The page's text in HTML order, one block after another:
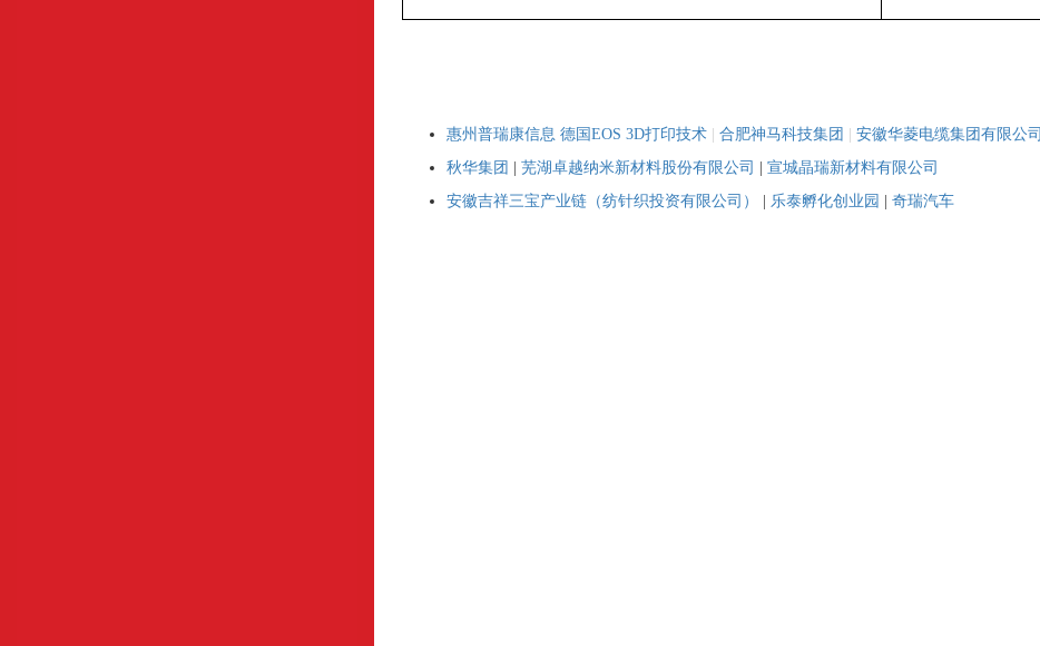
惠州普瑞康信息 德国EOS 3D打印技术 |合肥神马科技集团 |安徽华菱电缆集团有限公司
秋华集团
|芜湖卓越纳米新材料股份有限公司 |宣城晶瑞新材料有限公司
安徽吉祥三宝产业链（纺针织投资有限公司）
乐泰孵化创业园 |奇瑞汽车